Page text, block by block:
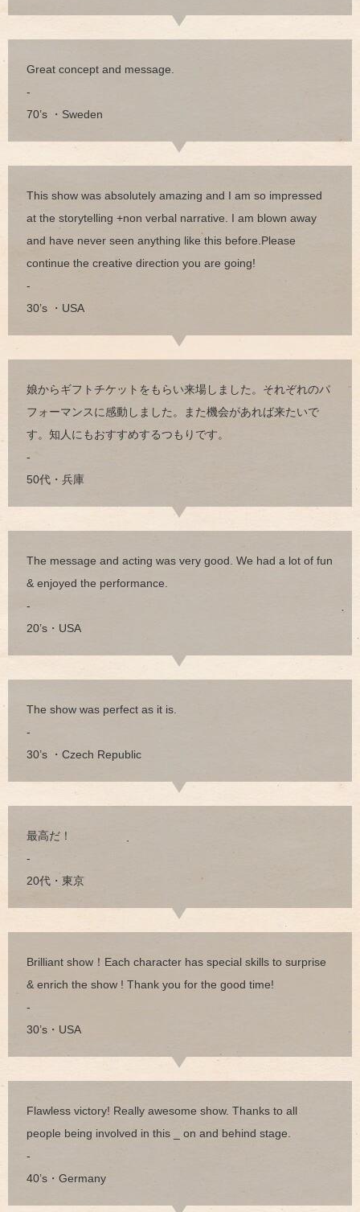
Great concept and message.
-
70’s ・Sweden
This show was absolutely amazing and I am so impressed
at the storytelling +non verbal narrative. I am blown away
and have never seen anything like this before.Please
continue the creative direction you are going!
-
30’s ・USA
娘からギフトチケットをもらい来場しました。それぞれのパ
フォーマンスに感動しました。また機会があれば来たいで
す。知人にもおすすめするつもりです。
-
50代・兵庫
The message and acting was very good. We had a lot of fun
& enjoyed the performance.
-
20’s・USA
The show was perfect as it is.
-
30’s ・Czech Republic
最高だ！
-
20代・東京
Brilliant show！Each character has special skills to surprise
& enrich the show ! Thank you for the good time!
-
30’s・USA
Flawless victory! Really awesome show. Thanks to all
people being involved in this _ on and behind stage.
-
40’s・Germany